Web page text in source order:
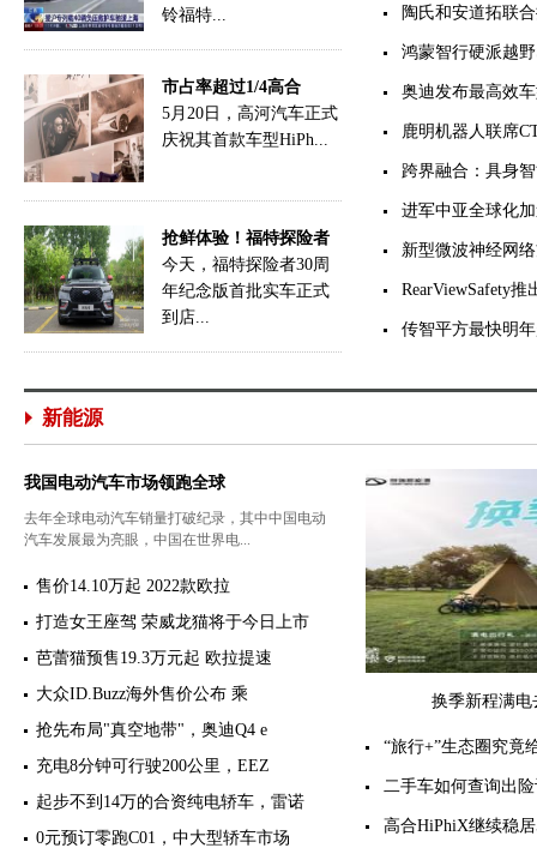
铃福特...
市占率超过1/4高合
5月20日，高河汽车正式
庆祝其首款车型HiPh...
抢鲜体验！福特探险者
今天，福特探险者30周
年纪念版首批实车正式
到店...
陶氏和安道拓联
鸿蒙智行硬派越
奥迪发布最高效
鹿明机器人联席
跨界融合：具身
进军中亚全球化
新型微波神经网
RearViewSafety
传智平方最快明
新能源
我国电动汽车市场领跑全球
去年全球电动汽车销量打破纪录，其中中国电动
汽车发展最为亮眼，中国在世界电...
售价14.10万起 2022款欧拉
打造女王座驾 荣威龙猫将于今日上市
芭蕾猫预售19.3万元起 欧拉提速
大众ID.Buzz海外售价公布 乘
抢先布局"真空地带"，奥迪Q4 e
充电8分钟可行驶200公里，EEZ
起步不到14万的合资纯电轿车，雷诺
0元预订零跑C01，中大型轿车市场
换季新程满电
“旅行+”生态圈究竟
二手车如何查询出
高合HiPhiX继续稳